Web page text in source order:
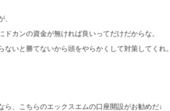
、
ドカンの資金が無ければ良いってだけだからな。
ないと勝てないから頭をやらかくして対策してくれ。
ら、こちらのエックスエムの口座開設がお勧めだ↓